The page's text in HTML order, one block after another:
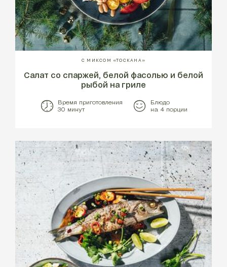
С МИКСОМ «ТОСКАНА»
Салат со спаржей, белой фасолью и белой
рыбой на гриле
Время приготовления
30 минут
Блюдо
на 4 порции